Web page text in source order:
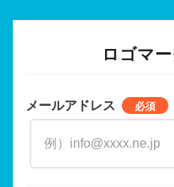
ロゴマ
メールアドレス